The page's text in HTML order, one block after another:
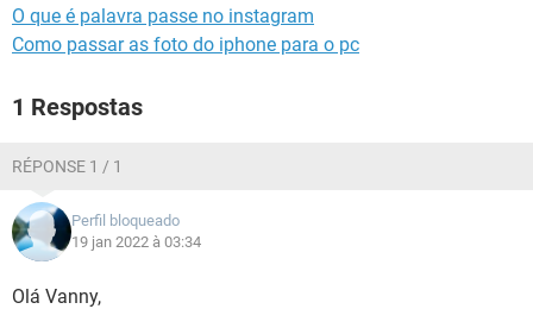
O que é palavra passe no instagram
Como passar as foto do iphone para o pc
1 Respostas
RÉPONSE 1 / 1
Perfil bloqueado
19 jan 2022 à 03:34
Olá Vanny,